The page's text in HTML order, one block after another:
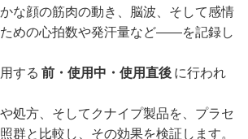
な顔の筋肉の動き、脳波、そして感情
めの心拍数や発汗量など――を記録し
する 前・使用中・使用直後 に行われ
処方、そしてクナイプ製品を、プラセ
群と比較し、その効果を検証します。